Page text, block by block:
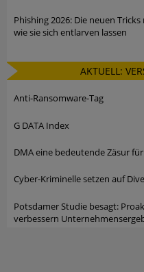
Phishing 2026: Die neuen
wie sie sich entlarven lassen
AKTUELL:
Anti-Ransomware-Tag
G DATA Index
DMA eine bedeutende Zäsur
Cyber-Kriminelle setzen auf
Potsdamer Studie besagt:
verbessern